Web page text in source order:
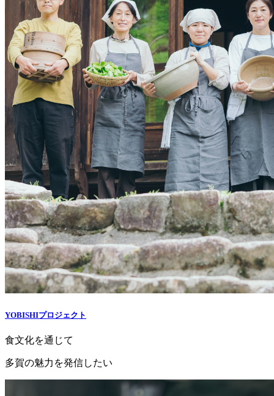
YOBISHIプロジェクト
食文化を通じて
多賀の魅力を発信したい